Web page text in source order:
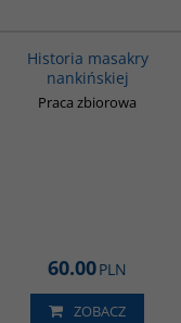
Historia masakry
nankińskiej
Praca zbiorowa
60.00PLN
ZOBACZ